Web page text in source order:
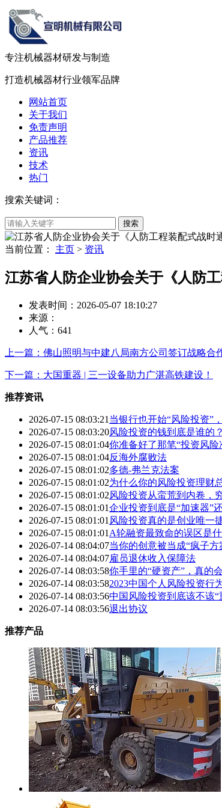
专注机械器材研发与制造
打造机械器材行业领军品牌
网站首页
关于我们
免责声明
产品推荐
资讯
技术
热门
搜索关键词：
当前位置： 主页 > 资讯
江苏省人防企业协会关于《人防
发表时间：2026-05-07 18:10:27
来源：
人气： 641
上一篇：佛山照明与中建八局南方公司签订战略合
下一篇：大国重器 | 三一设备助力广湛高铁建设！
推荐资讯
2026-07-15 08:03:21 当银行也开始“风险投资”
2026-07-15 08:03:20风险投资的钱到底是谁的
2026-07-15 08:01:04你准备好了那笔“投资风
2026-07-15 08:01:04反海外腐败法
2026-07-15 08:01:02多德-弗兰克法案
2026-07-15 08:01:02为什么你的风险投资理财
2026-07-15 08:01:02风险投资从蛮荒到内卷，
2026-07-15 08:01:01企业投资到底是“加速器”
2026-07-15 08:01:01 风险投资真的是创业唯
2026-07-15 08:01:01 A轮融资最致命的误区是
2026-07-14 08:04:07当你的创意被当成“疯子
2026-07-14 08:04:07雇员退休收入保障法
2026-07-14 08:03:58你手里的“硬资产”，真
2026-07-14 08:03:582023中国个人风险投资行
2026-07-14 08:03:56中国风险投资到底该不该
2026-07-14 08:03:56退出协议
推荐产品